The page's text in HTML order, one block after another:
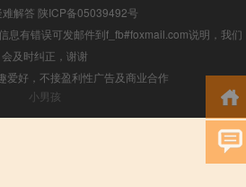
难解答 陕ICP备05039492号
息有错误可发邮件到f_fb#foxmail.com说明，我们
会及时纠正，谢谢
爱好，不接盈利性广告及商业合作
小男孩